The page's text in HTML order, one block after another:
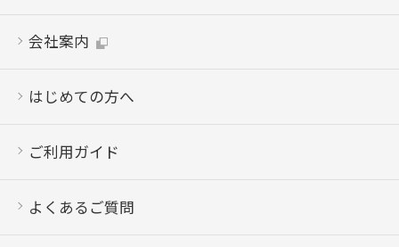
会社案内
はじめての方へ
ご利用ガイド
よくあるご質問